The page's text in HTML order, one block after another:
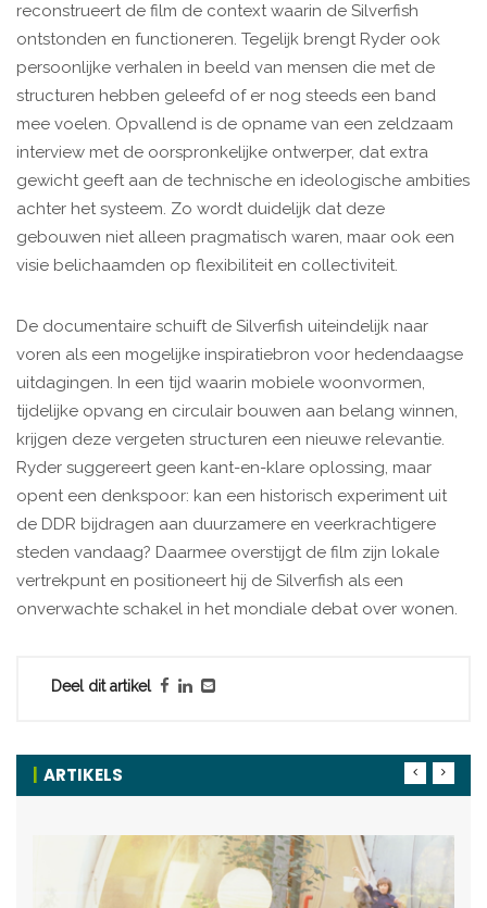
reconstrueert de film de context waarin de Silverfish
ontstonden en functioneren. Tegelijk brengt Ryder ook
persoonlijke verhalen in beeld van mensen die met de
structuren hebben geleefd of er nog steeds een band
mee voelen. Opvallend is de opname van een zeldzaam
interview met de oorspronkelijke ontwerper, dat extra
gewicht geeft aan de technische en ideologische ambities
achter het systeem. Zo wordt duidelijk dat deze
gebouwen niet alleen pragmatisch waren, maar ook een
visie belichaamden op flexibiliteit en collectiviteit.
De documentaire schuift de Silverfish uiteindelijk naar
voren als een mogelijke inspiratiebron voor hedendaagse
uitdagingen. In een tijd waarin mobiele woonvormen,
tijdelijke opvang en circulair bouwen aan belang winnen,
krijgen deze vergeten structuren een nieuwe relevantie.
Ryder suggereert geen kant-en-klare oplossing, maar
opent een denkspoor: kan een historisch experiment uit
de DDR bijdragen aan duurzamere en veerkrachtigere
steden vandaag? Daarmee overstijgt de film zijn lokale
vertrekpunt en positioneert hij de Silverfish als een
onverwachte schakel in het mondiale debat over wonen.
Deel dit artikel
ARTIKELS